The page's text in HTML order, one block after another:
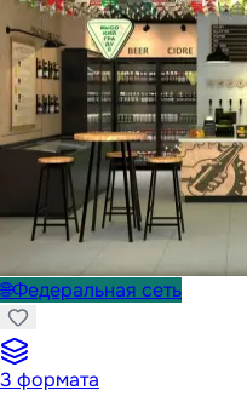
🌐Федеральная сеть
3 формата